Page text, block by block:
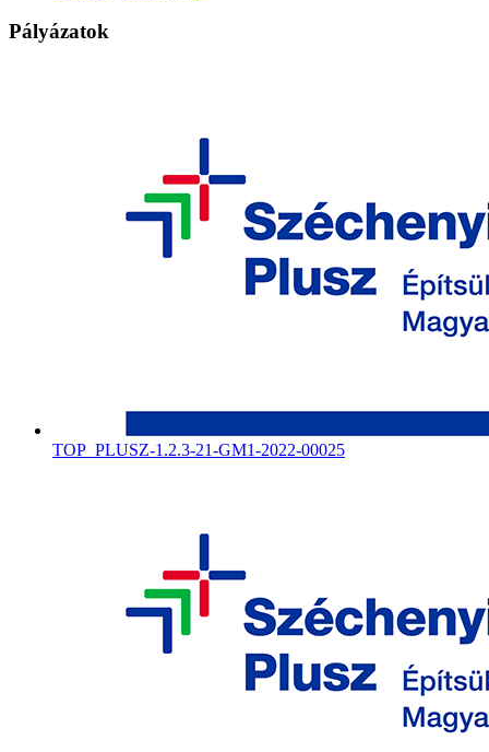
Pályázatok
TOP_PLUSZ-1.2.3-21-GM1-2022-00025